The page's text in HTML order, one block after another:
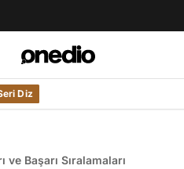
Diz
Başarı Sıralamaları